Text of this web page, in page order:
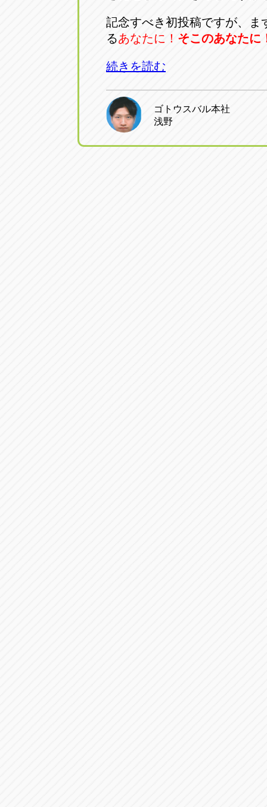
トラック
059-331-
トラック市四日市店
三重県四日市市午起3丁目1番3
記念すべき初投稿ですが、ま
るあなたに！ そこのあなたに
続きを読む
ゴトウスバル本社
浅野